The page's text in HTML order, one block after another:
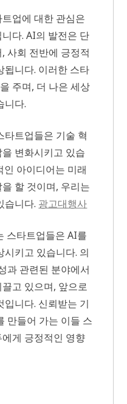
업에 대한 관심은
다. AI의 발전은 단
사회 전반에 긍정적
됩니다. 이러한 스타
주며, 더 나은 세상
니다.
타트업들은 기술 혁
변화시키고 있습
인 아이디어는 미래
할 것이며, 우리는
습니다. 광고대행사
스타트업들은 AI를
키고 있습니다. 의
과 관련된 분야에서
고 있으며, 앞으로
니다. 신뢰받는 기
만들어 가는 이들 스
게 긍정적인 영향